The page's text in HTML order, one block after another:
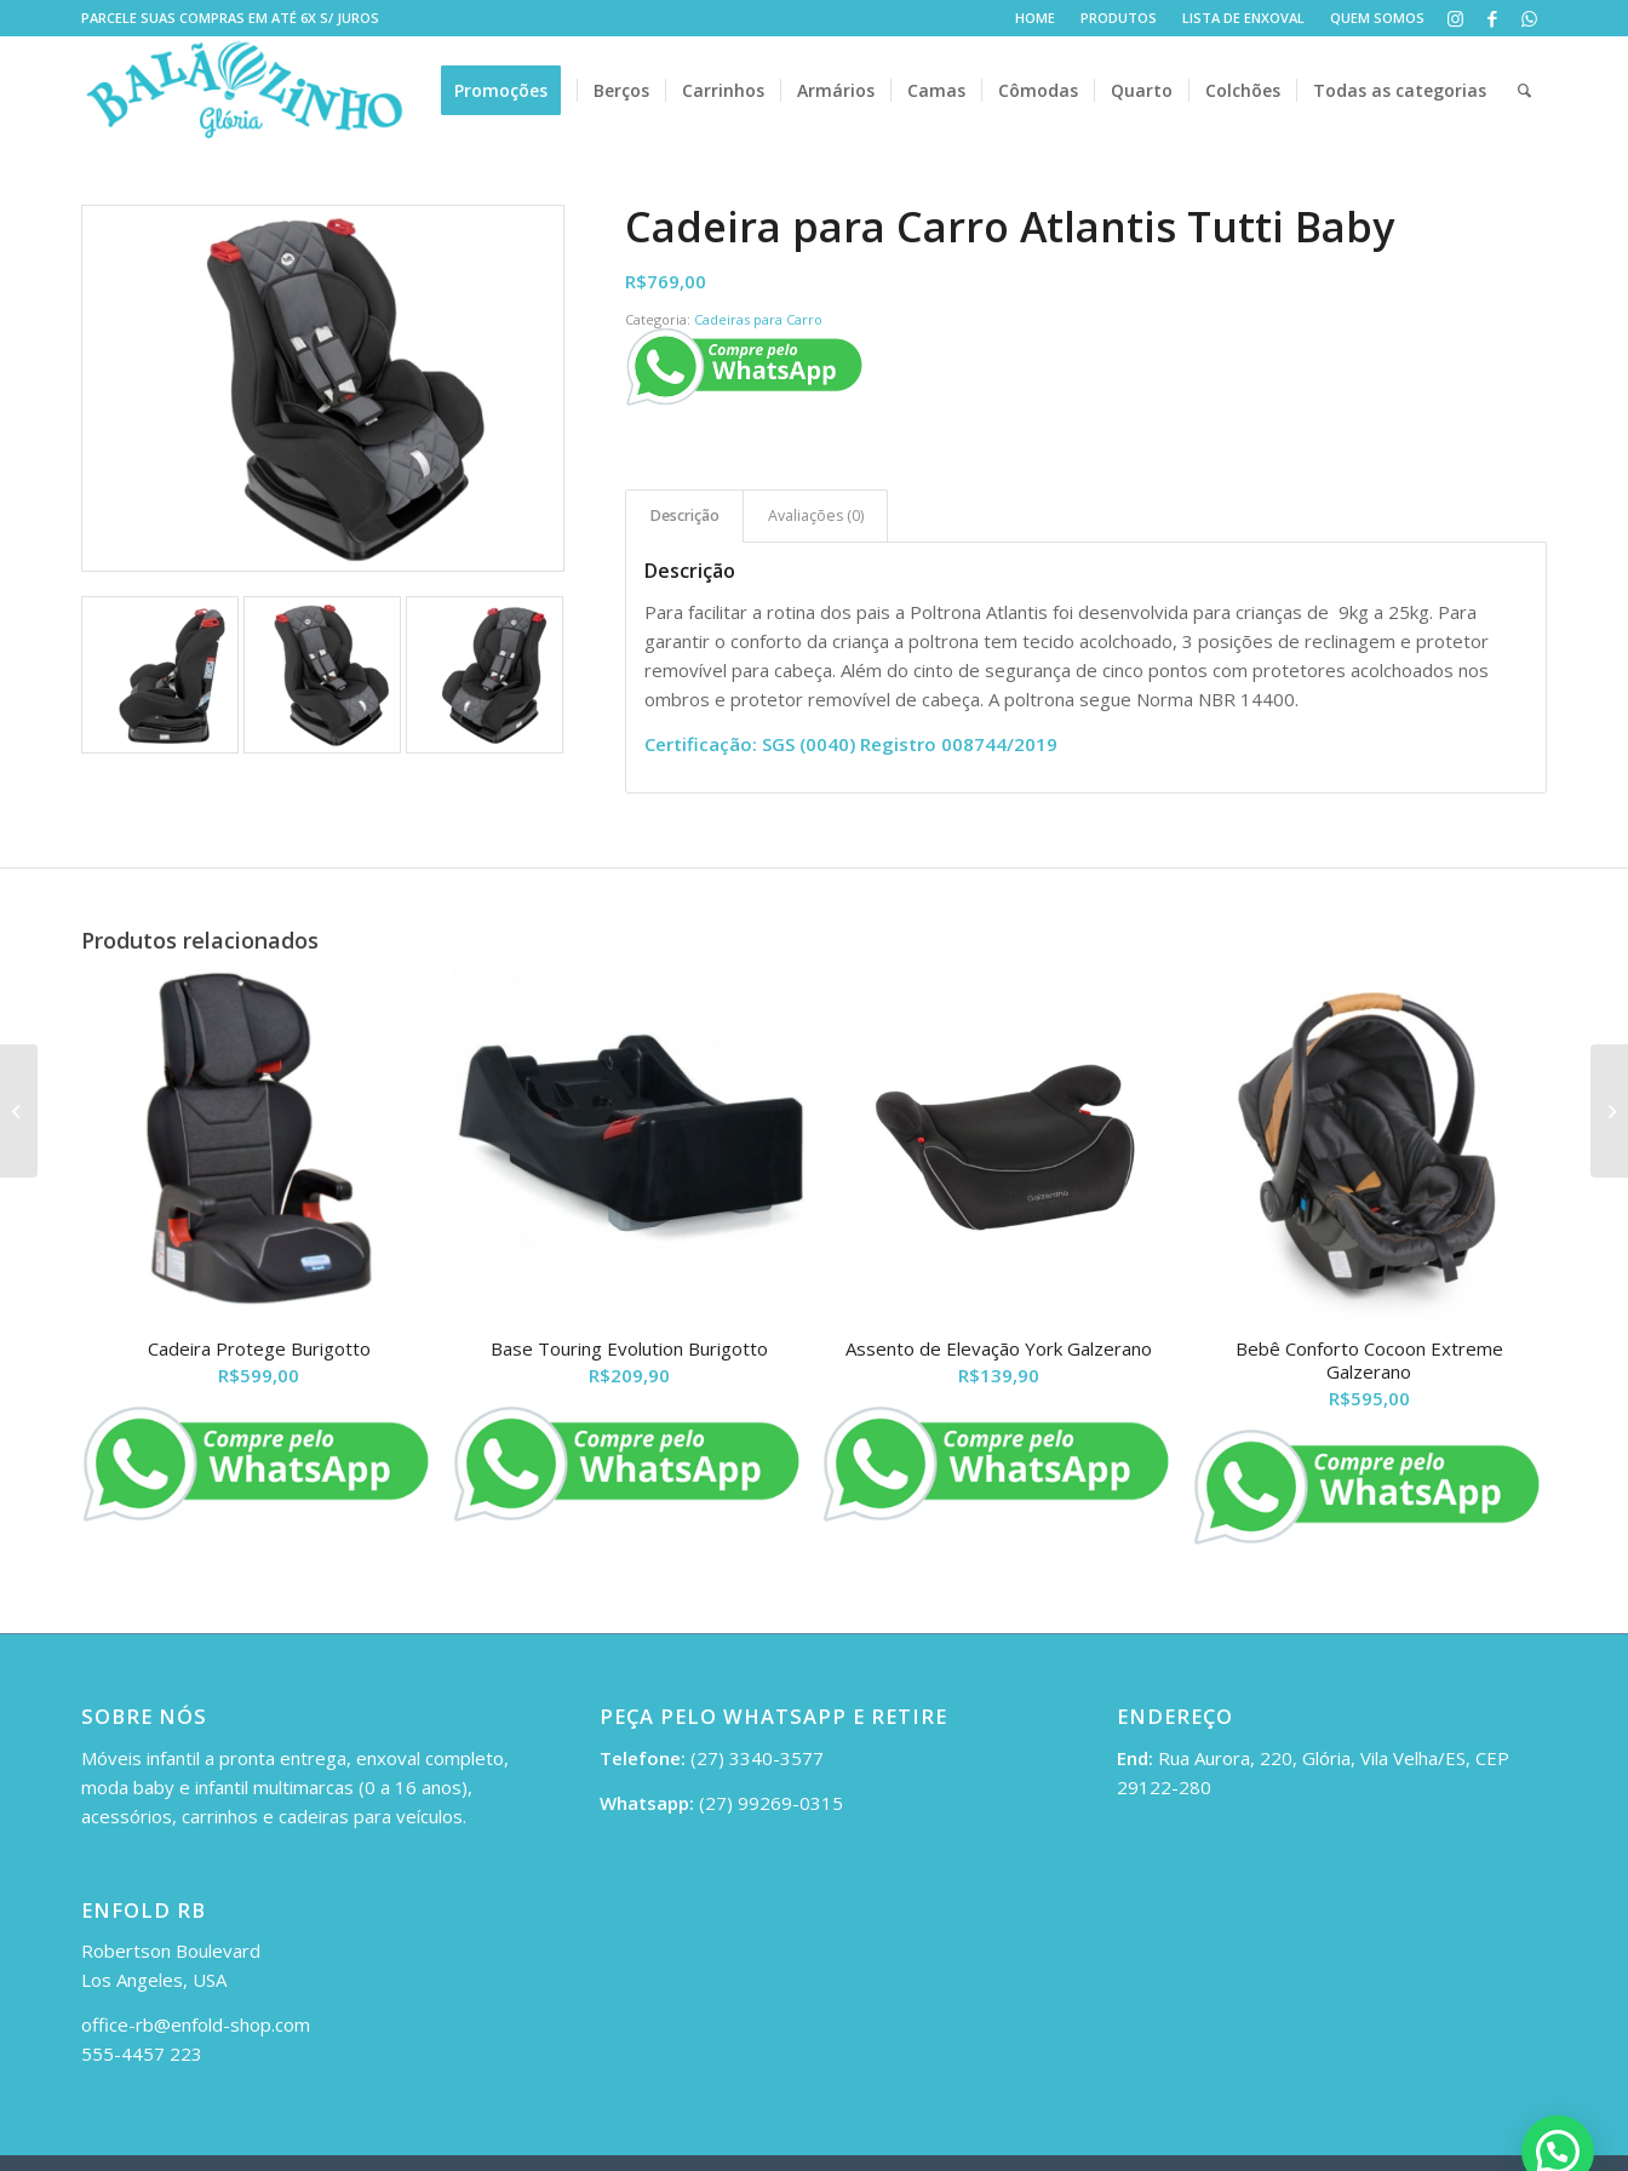
HOME PRODUTOS LISTA DE ENXOVAL QUEM SOMOS
PARCELE SUAS COMPRAS EM ATÉ 6X S/ JUROS
Promoções Berços Carrinhos Armários Camas Cômodas Quarto Colchões Todas as categorias
Cadeira para Carro Atlantis Tutti Baby
R$769,00
Categoria: Cadeiras para Carro
Descrição Avaliações (0)
Descrição
Para facilitar a rotina dos pais a Poltrona Atlantis foi desenvolvida para crianças de 9kg a 25kg. Para
garantir o conforto da criança a poltrona tem tecido acolchoado, 3 posições de reclinagem e protetor
removível para cabeça. Além do cinto de segurança de cinco pontos com protetores acolchoados nos
ombros e protetor removível de cabeça. A poltrona segue Norma NBR 14400.
Certificação: SGS (0040) Registro 008744/2019
Produtos relacionados
Cadeira Protege Burigotto
R$599,00
Base Touring Evolution Burigotto
R$209,90
Assento de Elevação York Galzerano
R$139,90
Bebê Conforto Cocoon Extreme
Galzerano
R$595,00
SOBRE NÓS
Móveis infantil a pronta entrega, enxoval completo,
moda baby e infantil multimarcas (0 a 16 anos),
acessórios, carrinhos e cadeiras para veículos.
ENFOLD RB
Robertson Boulevard
Los Angeles, USA
office-rb@enfold-shop.com
555-4457 223
PEÇA PELO WHATSAPP E RETIRE
Telefone: (27) 3340-3577
Whatsapp: (27) 99269-0315
ENDEREÇO
End: Rua Aurora, 220, Glória, Vila Velha/ES, CEP
29122-280
Cama Lua Peroba